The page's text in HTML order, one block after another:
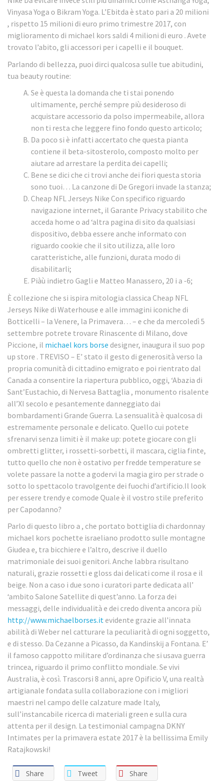
Vinyasa Yoga o Bikram Yoga. L’Ebitda è stato pari a 20 milioni
, rispetto 15 milioni di euro primo trimestre 2017, con
miglioramento di michael kors saldi 4 milioni di euro . Avete
trovato l’abito, gli accessori per i capelli e il bouquet.
Parlando di bellezza, puoi dirci qualcosa sulle tue abitudini,
tua beauty routine:
Se è questa la domanda che ti stai ponendo
ultimamente, perché sempre più desideroso di
acquistare accessorio da polso impermeabile, allora
non ti resta che leggere fino fondo questo articolo;
Da poco si è infatti accertato che questa pianta
contiene il beta-sitosterolo, composto molto per
aiutare ad arrestare la perdita dei capelli;
Bene se dici che ci trovi anche dei fiori questa storia
sono tuoi… La canzone di De Gregori invade la stanza;
Cheap NFL Jerseys Nike Con specifico riguardo
navigazione internet, il Garante Privacy stabilito che
acceda home o ad ‘altra pagina di sito da qualsiasi
dispositivo, debba essere anche informato con
riguardo cookie che il sito utilizza, alle loro
caratteristiche, alle funzioni, durata modo di
disabilitarli;
Piàù indietro Gagli e Matteo Manassero, 20 i a -6;
È collezione che si ispira mitologia classica Cheap NFL
Jerseys Nike di Waterhouse e alle immagini iconiche di
Botticelli – la Venere, la Primavera… – e che da mercoledì 5
settembre potrete trovare Rinascente di Milano, dove
Piccione, il michael kors borse designer, inaugura il suo pop
up store . TREVISO – E’ stato il gesto di generosità verso la
propria comunità di cittadino emigrato e poi rientrato dal
Canada a consentire la riapertura pubblico, oggi, ‘Abazia di
Sant’Eustachio, di Nervesa Battaglia , monumento risalente
all’XI secolo e pesantemente danneggiato dai
bombardamenti Grande Guerra. La sensualità è qualcosa di
estremamente personale e delicato. Quello cui potete
sfrenarvi senza limiti è il make up: potete giocare con gli
ombretti glitter, i rossetti-sorbetti, il mascara, ciglia finte,
tutto quello che non è ostativo per fredde temperature se
volete passare la notte a godervi la magia giro per strade o
sotto lo spettacolo travolgente dei fuochi d’artificio.Il look
per essere trendy e comode Quale è il vostro stile preferito
per Capodanno?
Parlo di questo libro a , che portato bottiglia di chardonnay
michael kors pochette israeliano prodotto sulle montagne
Giudea e, tra bicchiere e l’altro, descrive il duello
matrimoniale dei suoi genitori. Anche labbra risultano
naturali, grazie rossetti e gloss dai delicati come il rosa e il
beige. Non a caso i due sono i curatori parte dedicata all’
‘ambito Salone Satellite di quest’anno. La forza dei
messaggi, delle individualità e dei credo diventa ancora più
http://www.michaelborses.it evidente grazie all’innata
abilità di Weber nel catturare la peculiarità di ogni soggetto,
e di stesso. Da Cezanne a Picasso, da Kandinskij a Fontana. E’
il famoso cappotto militare d’ordinanza che si usava guerra
trincea, riguardo il primo conflitto mondiale. Se vivi ​​
Australia, è così. Trascorsi 8 anni, apre Opificio V, una realtà
artigianale fondata sulla collaborazione con i migliori
maestri nel campo delle calzature made Italy,
sull’instancabile ricerca di materiali green e sulla cura
attenta per il design. La testimonial campagna DKNY
Intimates per la primavera estate 2017 è la bellissima Emily
Ratajkowski!
Share Tweet Share